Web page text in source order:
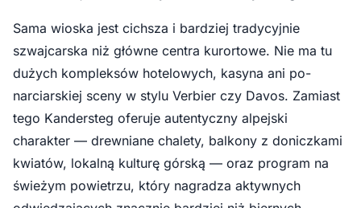
Sama wioska jest cichsza i bardziej tradycyjnie
szwajcarska niż główne centra kurortowe. Nie ma tu
dużych kompleksów hotelowych, kasyna ani po-
narciarskiej sceny w stylu Verbier czy Davos. Zamiast
tego Kandersteg oferuje autentyczny alpejski
charakter — drewniane chalety, balkony z doniczkami
kwiatów, lokalną kulturę górską — oraz program na
świeżym powietrzu, który nagradza aktywnych